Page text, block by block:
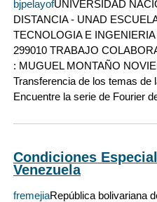
bjpelayofUNIVERSIDAD
DISTANCIA - UNAD
TECNOLOGIA E
299010 TRABAJO
: MUGUEL MONTAÑO
Transferencia de los temas de
Encuentre la serie de Fourier
Condiciones
Venezuela
fremejiaRepública bolivariana